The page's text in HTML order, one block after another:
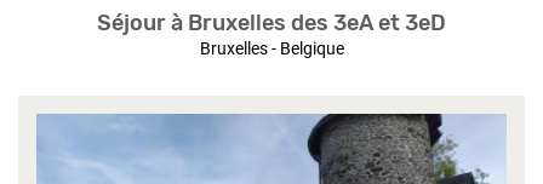
Séjour à Bruxelles des 3eA et 3eD
Bruxelles - Belgique